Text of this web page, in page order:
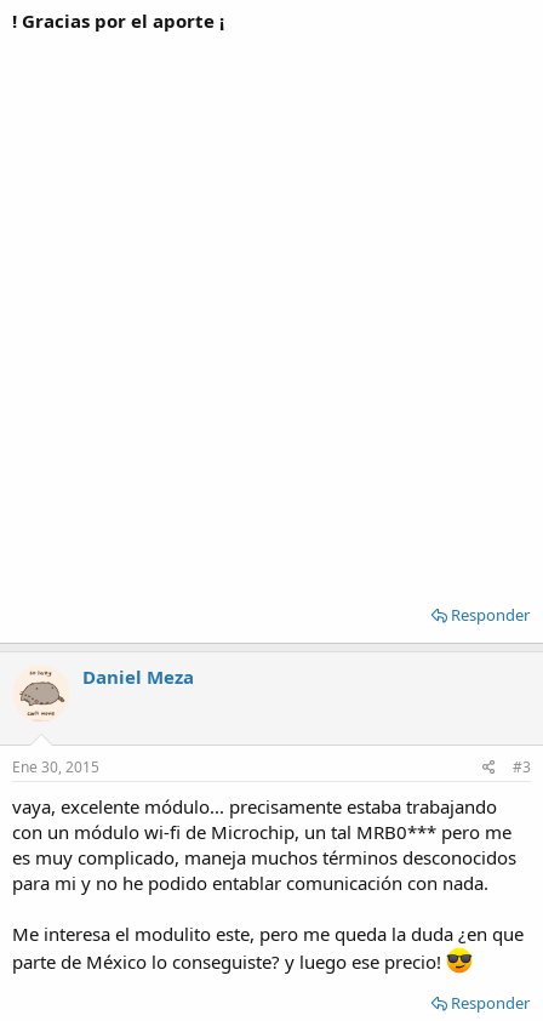
! Gracias por el aporte ¡
Responder
Daniel Meza
Ene 30, 2015 #3
vaya, excelente módulo... precisamente estaba trabajando
con un módulo wi-fi de Microchip, un tal MRB0*** pero me
es muy complicado, maneja muchos términos desconocidos
para mi y no he podido entablar comunicación con nada.
Me interesa el modulito este, pero me queda la duda ¿en que
parte de México lo conseguiste? y luego ese precio!
Responder